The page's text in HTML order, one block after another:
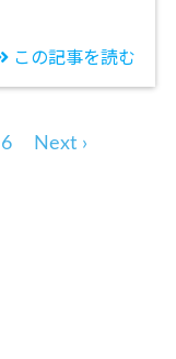
この記事を読む
6
Next ›